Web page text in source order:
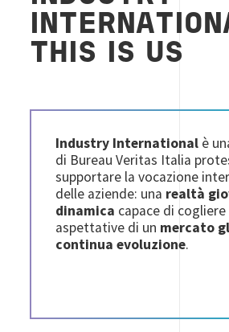
THIS IS US
Industry International è
di Bureau Veritas Italia
supportare la vocazione
delle aziende: una realtà
dinamica capace di cogliere
aspettative di un mercato
continua evoluzione.